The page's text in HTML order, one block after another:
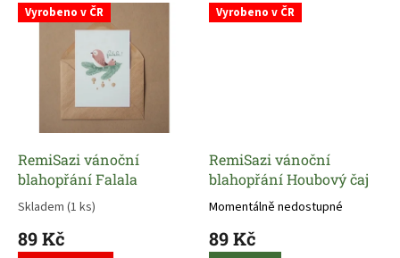
Vyrobeno v ČR
RemiSazi vánoční
blahopřání Falala
Skladem (1 ks)
89 Kč
Vyrobeno v ČR
RemiSazi vánoční
blahopřání Houbový čaj
Momentálně nedostupné
89 Kč